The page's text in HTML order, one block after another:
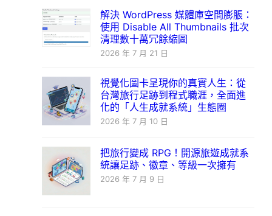
解決 WordPress 媒體庫空間膨脹：
使用 Disable All Thumbnails 批次
清理數十萬冗餘縮圖
2026 年 7 月 21 日
視覺化圖卡呈現你的真實人生：從
台灣旅行足跡到程式職涯，全面進
化的「人生成就系統」生態圈
2026 年 7 月 10 日
把旅行變成 RPG！開源旅遊成就系
統讓足跡、徽章、等級一次擁有
2026 年 7 月 9 日